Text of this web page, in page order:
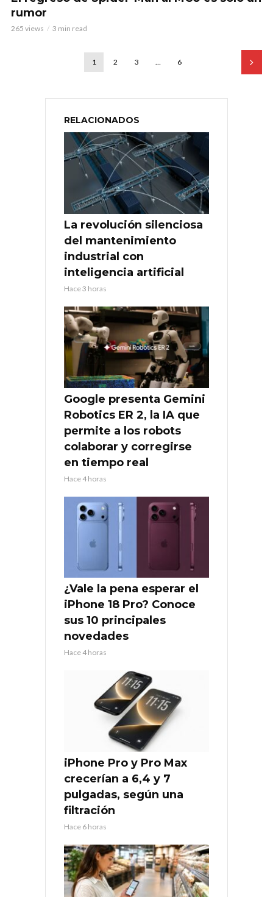
rumor
265 views 3 min read
1 2 3 … 6
RELACIONADOS
La revolución silenciosa
del mantenimiento
industrial con
inteligencia artificial
Hace 3 horas
Google presenta Gemini
Robotics ER 2, la IA que
permite a los robots
colaborar y corregirse
en tiempo real
Hace 4 horas
¿Vale la pena esperar el
iPhone 18 Pro? Conoce
sus 10 principales
novedades
Hace 4 horas
iPhone Pro y Pro Max
crecerían a 6,4 y 7
pulgadas, según una
filtración
Hace 6 horas